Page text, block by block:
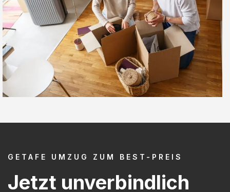
GETAFE UMZUG ZUM BEST-PREIS
Jetzt unverbindlich